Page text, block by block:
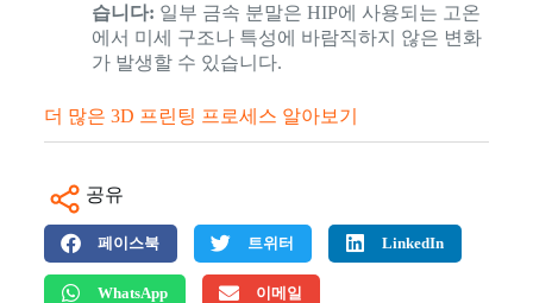
습니다: 일부 금속 분말은 HIP에 사용되는 고온
에서 미세 구조나 특성에 바람직하지 않은 변화
가 발생할 수 있습니다.
더 많은 3D 프린팅 프로세스 알아보기
공유
페이스북 트위터 LinkedIn
WhatsApp 이메일